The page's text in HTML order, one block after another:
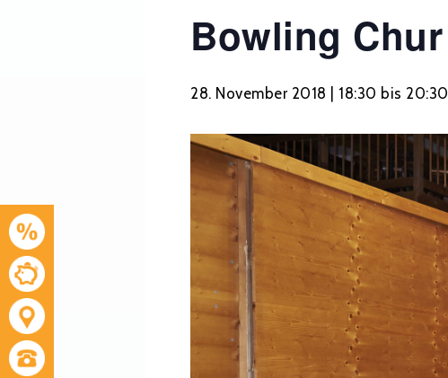
Bowling Chur
28. November 2018 | 18:30 bis 20:30